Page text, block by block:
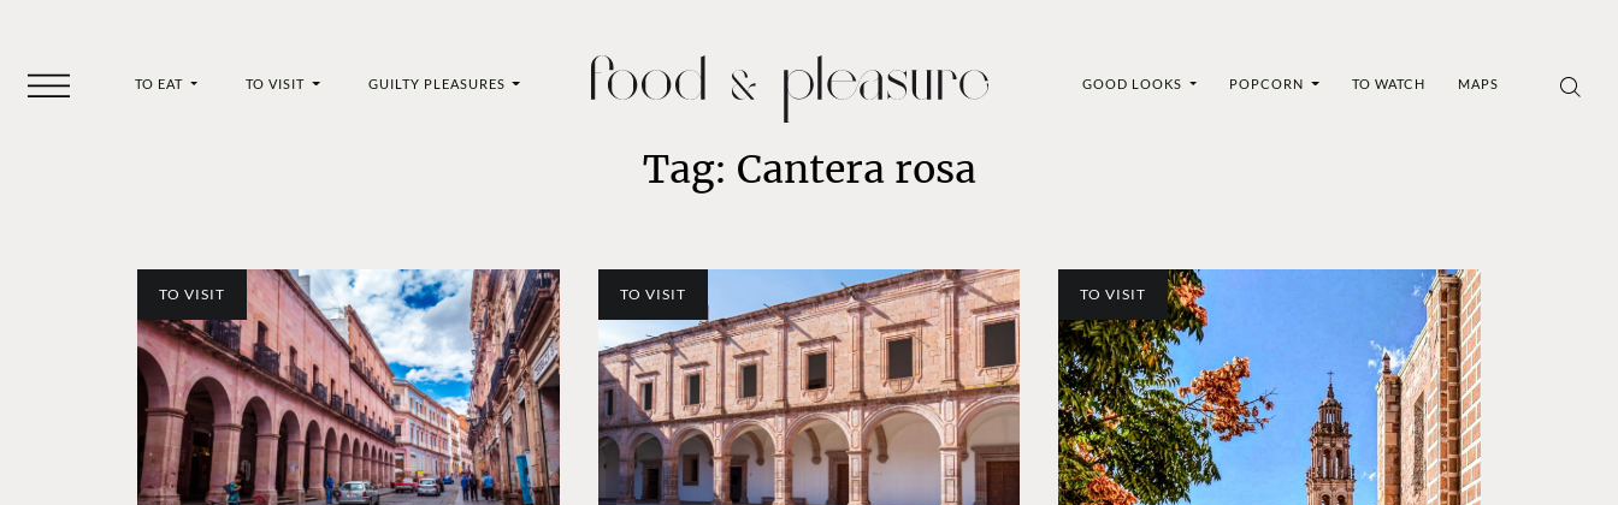
TO EAT TO VISIT GUILTY PLEASURES GOOD LOOKS POPCORN TO WATCH MAPS
Tag: Cantera rosa
TO VISIT TO VISIT TO VISIT